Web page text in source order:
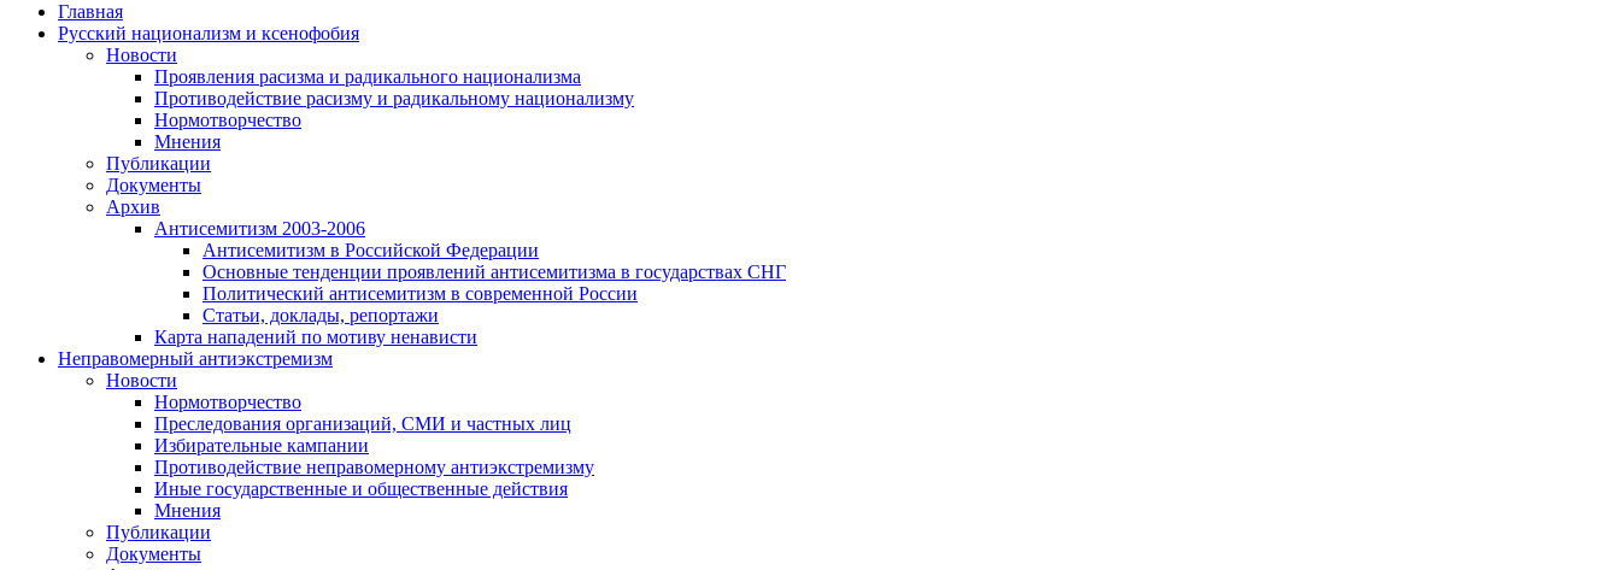
Главная
Русский национализм и ксенофобия
Новости
Проявления расизма и радикального национализма
Противодействие расизму и радикальному национализму
Нормотворчество
Мнения
Публикации
Документы
Архив
Антисемитизм 2003-2006
Антисемитизм в Российской Федерации
Основные тенденции проявлений антисемитизма в государствах СНГ
Политический антисемитизм в современной России
Статьи, доклады, репортажи
Карта нападений по мотиву ненависти
Неправомерный антиэкстремизм
Новости
Нормотворчество
Преследования организаций, СМИ и частных лиц
Избирательные кампании
Противодействие неправомерному антиэкстремизму
Иные государственные и общественные действия
Мнения
Публикации
Документы